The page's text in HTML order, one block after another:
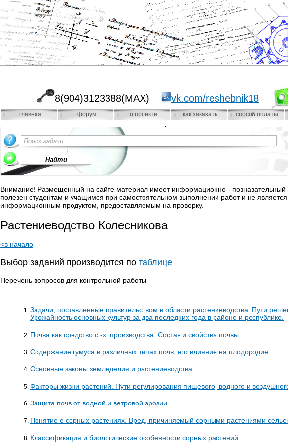
8(904)3123388(MAX) vk.com/reshebnik18
главная форум о проекте как заказать способ оплаты
Внимание! Размещенный на сайте материал имеет информационно - познавательный
полезен студентам и учащимся при самостоятельном выполнении работ и не
информационным продуктом, предоставляемым на проверку.
Растениеводство Колесникова
<в начало
Выбор заданий производится по таблице
Перечень вопросов для контрольной работы
Задачи, поставленные правительством в области растениеводства. Пути
Урожайность основных культур за два последних года в районе и республике.
Почва как средство с.-х. производства. Состав и свойства почвы.
Содержание гумуса в различных типах почв, его влияние на плодородие.
Основные законы земледелия и растениеводства.
Факторы жизни растений. Пути регулирования пищевого, водного и
Защита почв от водной и ветровой эрозии.
Понятие о сорных растениях. Вред, причиняемый сорными растениями
Классификация и биологические особенности сорных растений.